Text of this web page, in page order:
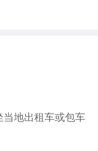
地出租车或包车